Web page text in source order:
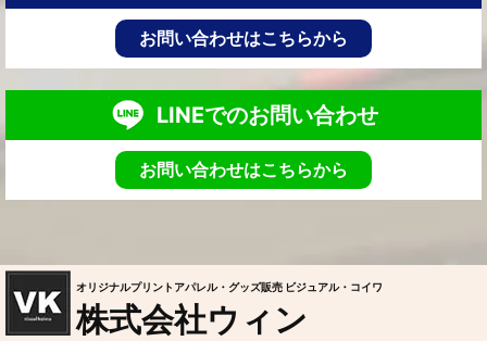
お問い合わせはこちらから
LINEでのお問い合わせ
お問い合わせはこちらから
オリジナルプリントアパレル・グッズ販売 ビジュアル・コイワ
株式会社ウィン